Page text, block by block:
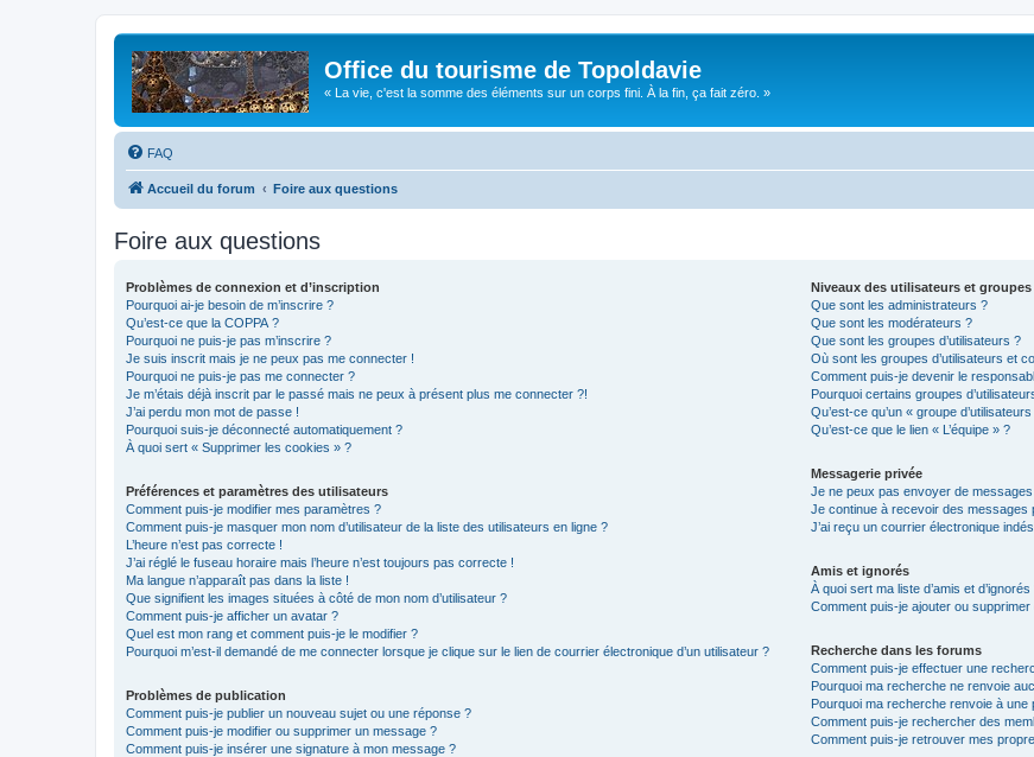
Office du tourisme de Topoldavie
« La vie, c'est la somme des éléments sur un corps fini. À la fin, ça fait zéro. »
FAQ
Accueil du forum Foire aux questions
Foire aux questions
Problèmes de connexion et d’inscription
Pourquoi ai-je besoin de m’inscrire ?
Qu’est-ce que la COPPA ?
Pourquoi ne puis-je pas m’inscrire ?
Je suis inscrit mais je ne peux pas me connecter !
Pourquoi ne puis-je pas me connecter ?
Je m’étais déjà inscrit par le passé mais ne peux à présent plus me connecter ?!
J’ai perdu mon mot de passe !
Pourquoi suis-je déconnecté automatiquement ?
À quoi sert « Supprimer les cookies » ?
Préférences et paramètres des utilisateurs
Comment puis-je modifier mes paramètres ?
Comment puis-je masquer mon nom d’utilisateur de la liste des utilisateurs en ligne ?
L’heure n’est pas correcte !
J’ai réglé le fuseau horaire mais l’heure n’est toujours pas correcte !
Ma langue n’apparaît pas dans la liste !
Que signifient les images situées à côté de mon nom d’utilisateur ?
Comment puis-je afficher un avatar ?
Quel est mon rang et comment puis-je le modifier ?
Pourquoi m’est-il demandé de me connecter lorsque je clique sur le lien de courrier électronique d’un utilisateur ?
Problèmes de publication
Comment puis-je publier un nouveau sujet ou une réponse ?
Comment puis-je modifier ou supprimer un message ?
Comment puis-je insérer une signature à mon message ?
Niveaux des utilisateurs et
Que sont les administrateurs ?
Que sont les modérateurs ?
Que sont les groupes d’utilisateurs ?
Où sont les groupes d’utilisateurs et
Comment puis-je devenir le
Pourquoi certains groupes
Qu’est-ce qu’un « groupe
Qu’est-ce que le lien « L’équipe » ?
Messagerie privée
Je ne peux pas envoyer de
Je continue à recevoir des messages
J’ai reçu un courrier électronique
Amis et ignorés
À quoi sert ma liste d’amis et d’ignorés
Comment puis-je ajouter ou supprimer
Recherche dans les forums
Comment puis-je effectuer une
Pourquoi ma recherche ne renvoie
Pourquoi ma recherche renvoie à une
Comment puis-je rechercher des
Comment puis-je retrouver mes